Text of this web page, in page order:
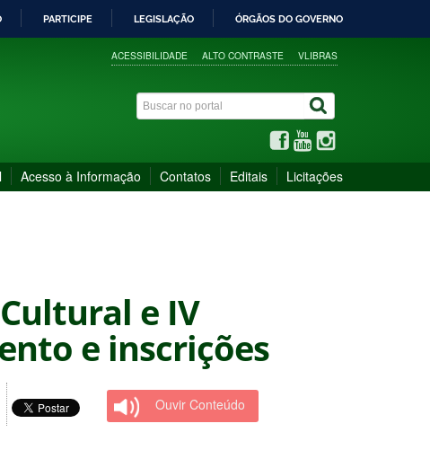
PARTICIPE LEGISLAÇÃO ÓRGÃOS DO GOVERNO
ACESSIBILIDADE ALTO CONTRASTE VLIBRAS
Acesso à Informação Contatos Editais Licitações
e IV
e inscrições
Ouvir Conteúdo